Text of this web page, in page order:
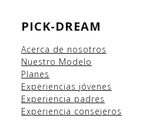
PICK-DREAM
Acerca de nosotros
Nuestro Modelo
Planes
Experiencias jóvenes
Experiencia padres
Experiencia consejeros